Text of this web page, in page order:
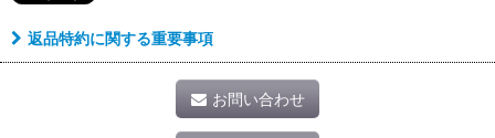
返品特約に関する重要事項
お問い合わせ